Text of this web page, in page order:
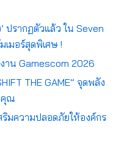
ปรากฏตัวแล้ว ใน Seven
เมอร์สุดพิเศษ !
าน Gamescom 2026
THE GAME” จุดพลัง
คุณ
ริมความปลอดภัยให้องค์กร